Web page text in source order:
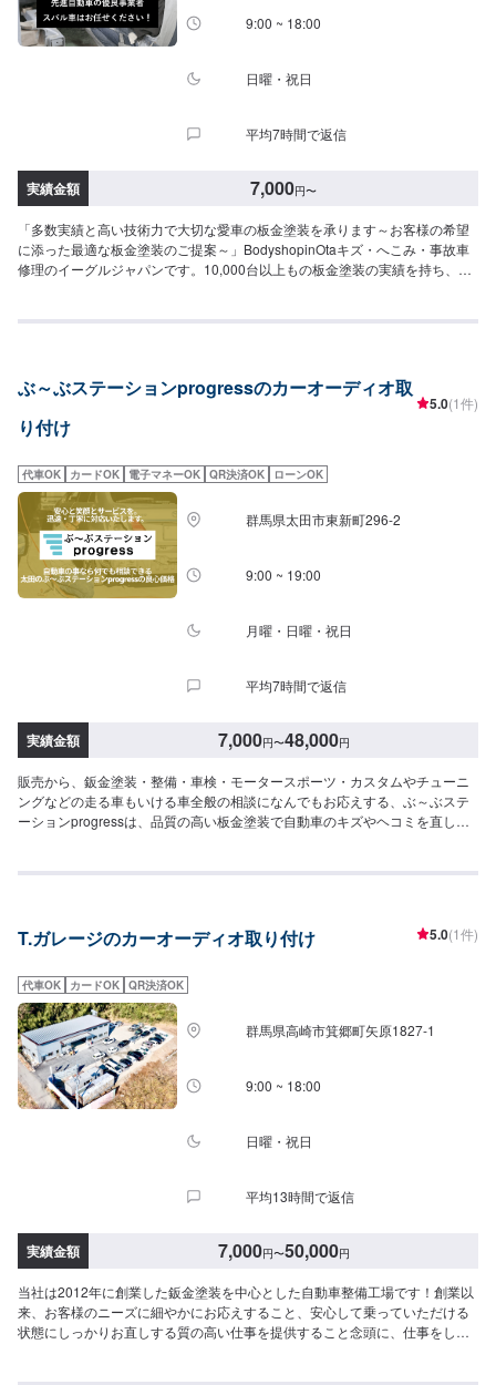
9:00 ~ 18:00
日曜・祝日
平均7時間で返信
実績金額 7,000円〜
「多数実績と高い技術力で大切な愛車の板金塗装を承ります～お客様の希望
に添った最適な板金塗装のご提案～」BodyshopinOtaキズ・へこみ・事故車
修理のイーグルジャパンです。10,000台以上もの板金塗装の実績を持ち、太
にお客様の大切な思い出を乗せた日常を彩る大切な相棒であり、熟練の職人
した上で、長年培った技術力を駆使して最適な方法のご提案をさせていただ
きます。スバル車に関しましては他社様でお断りされる様な内容でも承って
います。ぜひ、お問い合わせください！--------------------------------------------------
だければ作業開始【4】仕上がり次第納車-----納期について-----納期は通常2~3
日程度で納車となります。納期は前後する場合がございます。予め、ご了承
ください。-----パーツ持ち込みについて-----パーツの持ち込み可能です。オフ
ァーにて詳細をお願い致します。-----代車について-----無料の代車をご用意し
ています。お車の作業中は代車をご利用ください。※代車の燃料代はお客様に
ご負担いただいております。-----ご来店時の注意、受付方法-----当工場は竹の
くら様を過ぎ左手にMMM様の看板がある所を右折していただければ工場があ
話いただければと思います。入庫の際はお気をつけてお越しください。駐車
【定休日・営業時間】定休日：日曜日、祝日営業時間：9:00~18:00
ぶ～ぶステーションprogressのカーオーディオ取
り付け
5.0(1件)
代車OK カードOK 電子マネーOK QR決済OK ローンOK
群馬県太田市東新町296-2
9:00 ~ 19:00
月曜・日曜・祝日
平均7時間で返信
実績金額 7,000円〜48,000円
販売から、鈑金塗装・整備・車検・モータースポーツ・カスタムやチューニ
ングなどの走る車もいける車全般の相談になんでもお応えする、ぶ～ぶステ
ーションprogressは、品質の高い板金塗装で自動車のキズやヘコミを直しま
ので、お気軽にお問い合わせください。ブレーキパッドの交換や車内のクリ
ドバイスを心掛けております。--------------------------------------------------【1】オ
作業開始【4】仕上がり次第納車-----納期について-----納期は通常2日～3日程
度で納車となります。納期は前後する場合がございます。予め、ご了承くだ
さい。-----代車について-----無料の代車をご用意しています。お車の作業中は
代車をご利用ください。※代車の燃料代はお客様にご負担いただいておりま
す。-----ご来店時の注意、受付方法-----当工場は太田桐生インターチェンジか
ら５分入庫の際はお気をつけてお越しください。駐車スペースは工場前の空
いているスペースに駐車してください。受付はスタッフへ「メンテモで予約
休日：日曜日営業時間：9:00~19:00
T.ガレージのカーオーディオ取り付け 5.0(1件)
代車OK カードOK QR決済OK
群馬県高崎市箕郷町矢原1827-1
9:00 ~ 18:00
日曜・祝日
平均13時間で返信
実績金額 7,000円〜50,000円
当社は2012年に創業した鈑金塗装を中心とした自動車整備工場です！創業以
来、お客様のニーズに細やかにお応えすること、安心して乗っていただける
状態にしっかりお直しする質の高い仕事を提供すること念頭に、仕事をして